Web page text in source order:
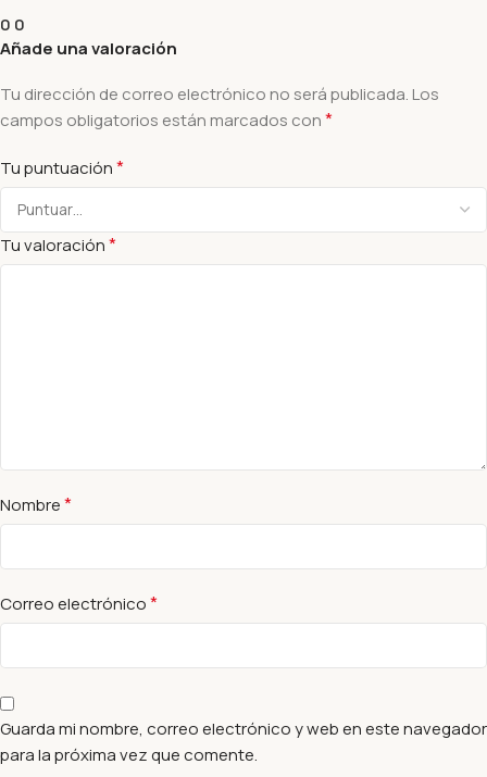
0 0
Añade una valoración
Tu dirección de correo electrónico no será publicada. Los
campos obligatorios están marcados con*
Tu puntuación*
Tu valoración*
Nombre*
Correo electrónico*
Guarda mi nombre, correo electrónico y web en este navegador
para la próxima vez que comente.